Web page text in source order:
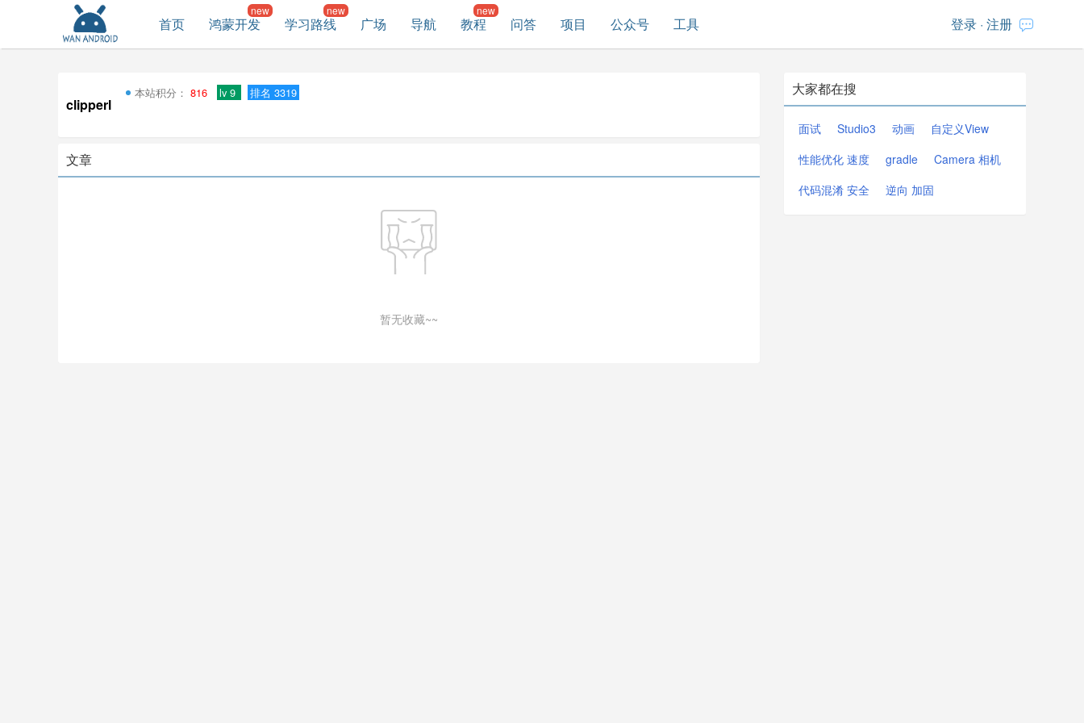
首页 鸿蒙开发 学习路线 广场 导航 教程 问答 项目 公众号 工具 登录 · 注册
clipperl
本站积分： 816 lv 9 排名 3319
文章
暂无收藏~~
大家都在搜
面试 Studio3 动画
自定义View
性能优化 速度
gradle
Camera 相机
代码混淆 安全
逆向 加固